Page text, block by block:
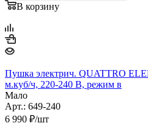
В корзину
Пушка электрич. QUATTRO
м.куб/ч, 220-240 В, режим в
Мало
Арт.: 649-240
6 990 ₽/шт